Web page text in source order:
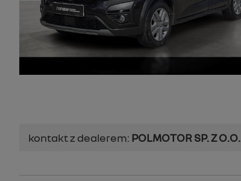
kontakt z dealerem: POLMOTOR SP. Z O.O.